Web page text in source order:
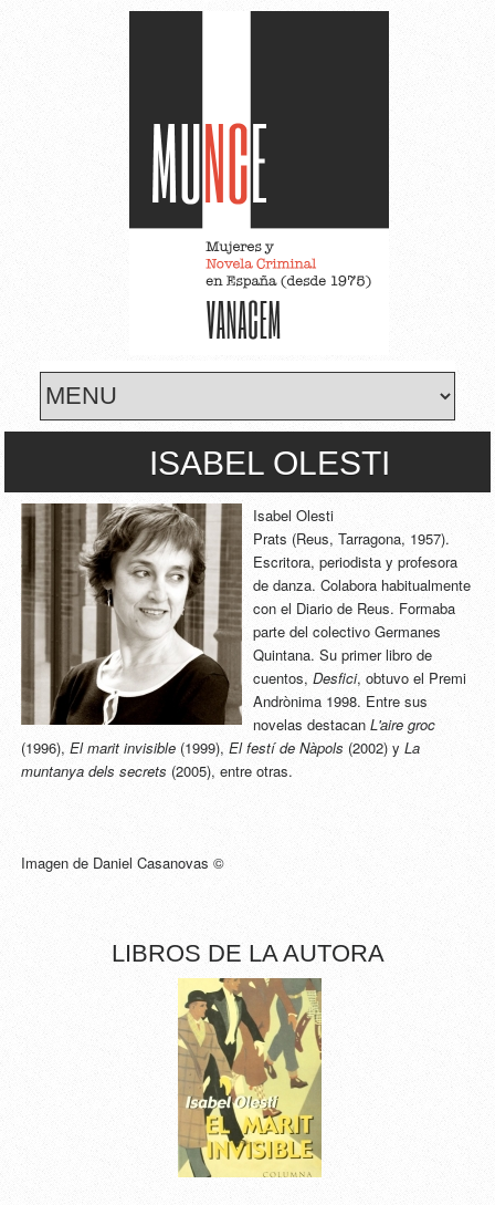
ISABEL OLESTI
Isabel Olesti
Prats (Reus, Tarragona, 1957).
Escritora, periodista y profesora
de danza. Colabora habitualmente
con el Diario de Reus. Formaba
parte del colectivo Germanes
Quintana. Su primer libro de
cuentos, Desfici, obtuvo el Premi
Andrònima 1998. Entre sus
novelas destacan L'aire groc
(1996),El marit invisible (1999), El festí de Nàpols (2002) yLa
muntanya dels secrets (2005), entre otras.
Imagen de Daniel Casanovas ©
LIBROS DE LA AUTORA